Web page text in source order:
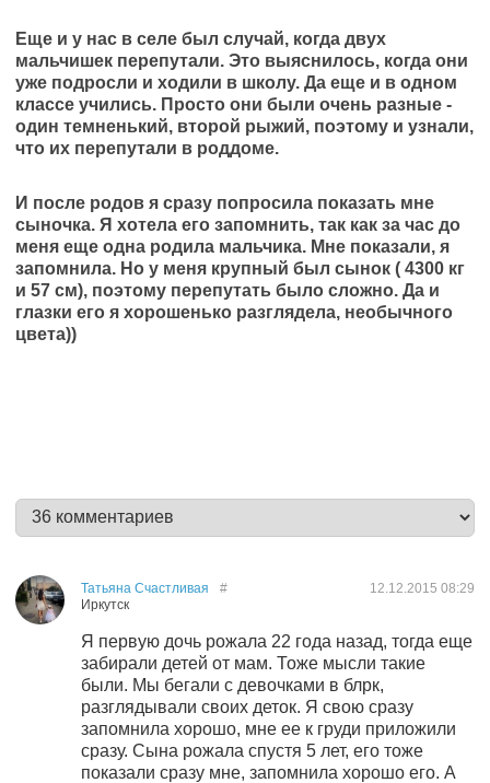
Еще и у нас в селе был случай, когда двух
мальчишек перепутали. Это выяснилось, когда они
уже подросли и ходили в школу. Да еще и в одном
классе учились. Просто они были очень разные -
один темненький, второй рыжий, поэтому и узнали,
что их перепутали в роддоме.
И после родов я сразу попросила показать мне
сыночка. Я хотела его запомнить, так как за час до
меня еще одна родила мальчика. Мне показали, я
запомнила. Но у меня крупный был сынок ( 4300 кг
и 57 см), поэтому перепутать было сложно. Да и
глазки его я хорошенько разглядела, необычного
цвета))
Татьяна Счастливая
Иркутск
12.12.2015 08:29
#
Я первую дочь рожала 22 года назад, тогда еще
забирали детей от мам. Тоже мысли такие
были. Мы бегали с девочками в блрк,
разглядывали своих деток. Я свою сразу
запомнила хорошо, мне ее к груди приложили
сразу. Сына рожала спустя 5 лет, его тоже
показали сразу мне, запомнила хорошо его. А